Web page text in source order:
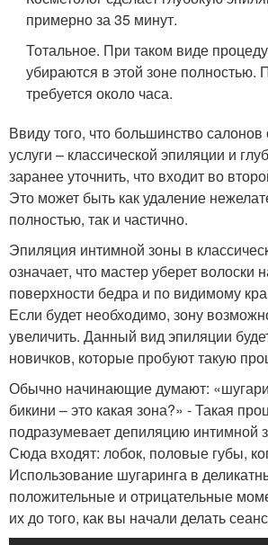
примерно за 35 минут.
Тотальное. При таком виде
убираются в этой зоне полностью.
требуется около часа.
Ввиду того, что большинство
услуги – классической эпиляции и
заранее уточнить, что входит во
Это может быть как удаление
полностью, так и частично.
Эпиляция интимной зоны в
означает, что мастер уберет волоски
поверхности бедра и по видимому
Если будет необходимо, зону
увеличить. Данный вид эпиляции
новичков, которые пробуют такую
Обычно начинающие думают:
бикини – это какая зона?» - Такая
подразумевает депиляцию интимной
Сюда входят: лобок, половые губы,
Использование шугаринга в
положительные и отрицательные
их до того, как вы начали делать